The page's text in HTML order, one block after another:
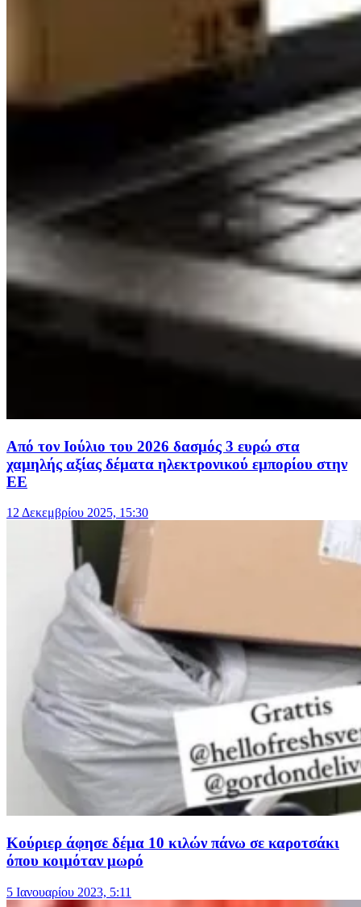
Από τον Ιούλιο του 2026 δασμός 3 ευρώ στα
χαμηλής αξίας δέματα ηλεκτρονικού εμπορίου στην
ΕΕ
12 Δεκεμβρίου 2025, 15:30
Κούριερ άφησε δέμα 10 κιλών πάνω σε καροτσάκι
όπου κοιμόταν μωρό
5 Ιανουαρίου 2023, 5:11